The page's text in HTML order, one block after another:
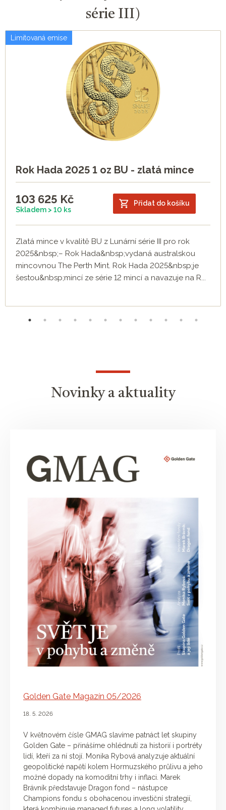
série III)
Limitovaná emise
Rok Hada 2025 1 oz BU - zlatá mince
103 625 Kč
Skladem > 10 ks
Přidat do košíku
Zlatá mince v kvalitě BU z Lunární série III pro rok
2025&nbsp;– Rok Hada&nbsp;vydaná australskou
mincovnou The Perth Mint. Rok Hada 2025&nbsp;je
šestou&nbsp;mincí ze série 12 mincí a navazuje na R...
Novinky a aktuality
Golden Gate Magazín 05/2026
18. 5. 2026
V květnovém čísle GMAG slavíme patnáct let skupiny
Golden Gate – přinášíme ohlédnutí za historií i portréty
lidí, kteří za ní stojí. Monika Rybová analyzuje aktuální
geopolitické napětí kolem Hormuzského průlivu a jeho
možné dopady na komoditní trhy i inflaci. Marek
Brávník představuje Dragon fond – nástupce
Champions fondu s obohacenou investiční strategií,